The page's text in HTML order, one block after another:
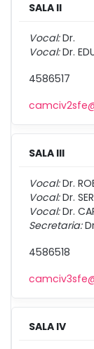
SALA II
Vocal:Dr.
Vocal:Dr.
4586517
SALA III
Vocal:Dr.
Vocal:Dr.
Vocal:Dr.
Secretaria:
4586518
SALA IV